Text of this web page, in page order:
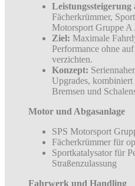
Leistungssteigerung
Fächerkrümmer,
Motorsport Gruppe A
Ziel: Maximale
Performance ohne
verzichten.
Konzept:
Upgrades,
Bremsen und
Motor und Abgasanlage
SPS Motorsport
Fächerkrümmer für
Sportkatalysator für
Straßenzulassung
Fahrwerk und Handling